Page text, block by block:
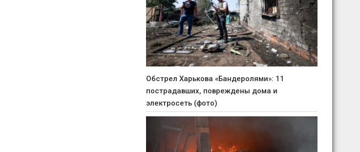
Обстрел Харькова «Бандеролями»: 11
пострадавших, повреждены дома и
электросеть (фото)